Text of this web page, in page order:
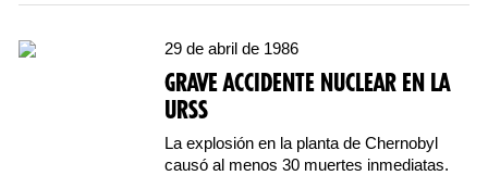
29 de abril de 1986
GRAVE ACCIDENTE NUCLEAR EN LA
URSS
La explosión en la planta de Chernobyl
causó al menos 30 muertes inmediatas.